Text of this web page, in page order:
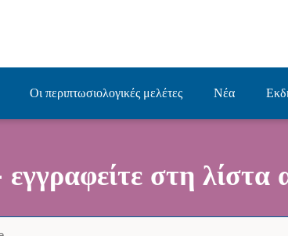
Οι περιπτωσιολογικές μελέτες Νέα
στη λίστα